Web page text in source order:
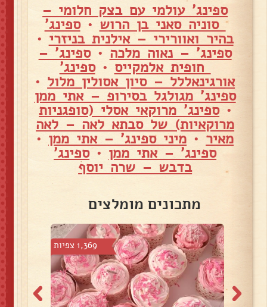
ספינג' עולמי עם בצק חלומי –
סוניה סאני בן הרוש •ספינג'
בהיר ואוורירי – אילנית בניזרי •
ספינג' – נאוה מלכה •ספינג' –
חופית אלמקייס •ספינג'
אורגינאללל – סיון אסולין מלול •
ספינג' מגולגל בסירופ – אתי ממן
•ספינג' מרוקאי אסלי (סופגניות
מרוקאיות) של סבתא לאה – לאה
מאיר • מיני ספינג' – אתי ממן •
ספינג' – אתי ממן •ספינג'
בדבש – שרה יוסף
מתכונים מומלצים
1,369 צפיות